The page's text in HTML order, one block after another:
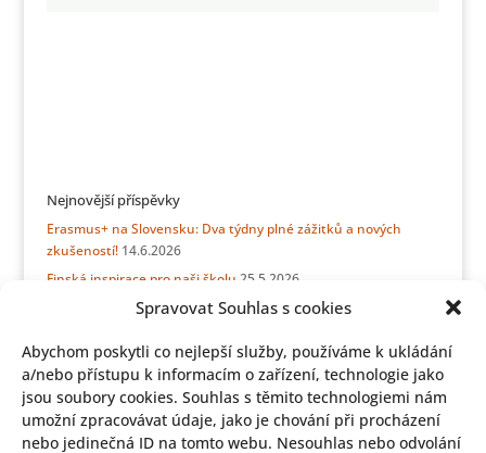
Spravovat Souhlas s cookies
Abychom poskytli co nejlepší služby, používáme k ukládání
a/nebo přístupu k informacím o zařízení, technologie jako
jsou soubory cookies. Souhlas s těmito technologiemi nám
umožní zpracovávat údaje, jako je chování při procházení
nebo jedinečná ID na tomto webu. Nesouhlas nebo odvolání
Nejnovější příspěvky
Erasmus+ na Slovensku: Dva týdny plné zážitků a nových
zkušeností! 14.6.2026
Finská inspirace pro naši školu 25.5.2026
Erasmus přátelství bez hranic: týden se sicilskými kamarády
ERASMUS + Stínování v Německu15.5.2026
Informace z jídelny pro rodiče budoucích prvňáčků 11.5.2026
Z Haapavesi do Úval: Erasmus+ spojil školy i srdce 28.4.2026
Aprílový slavíček27.4.2026